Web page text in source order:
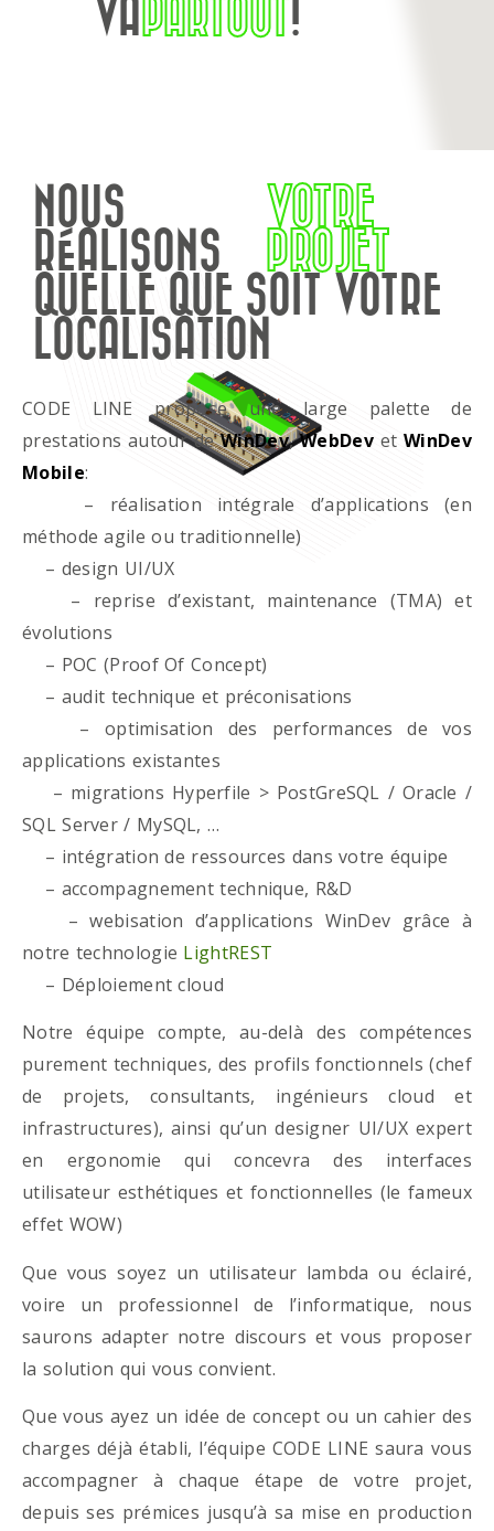
VAPARTOUT!
NOUS
RÉALISONS
VOTRE
PROJET
QUELLE QUE SOIT VOTRE
LOCALISATION
CODE LINE propose une large palette de
prestations autour deWinDev,WebDevet WinDev
Mobile:
– réalisation intégrale d’applications (en
méthode agile ou traditionnelle)
– design UI/UX
– reprise d’existant, maintenance (TMA) et
évolutions
– POC (Proof Of Concept)
– audit technique et préconisations
– optimisation des performances de vos
applications existantes
– migrations Hyperfile > PostGreSQL / Oracle /
SQL Server / MySQL, …
– intégration de ressources dans votre équipe
– accompagnement technique, R&D
– webisation d’applications WinDev grâce à
notre technologie LightREST
– Déploiement cloud
Notre équipe compte, au-delà des compétences
purement techniques, des profils fonctionnels (chef
de projets, consultants, ingénieurs cloud et
infrastructures), ainsi qu’un designer UI/UX expert
en ergonomie qui concevra des interfaces
utilisateur esthétiques et fonctionnelles (le fameux
effet WOW)
Que vous soyez un utilisateur lambda ou éclairé,
voire un professionnel de l’informatique, nous
saurons adapter notre discours et vous proposer
la solution qui vous convient.
Que vous ayez un idée de concept ou un cahier des
charges déjà établi, l’équipe CODE LINE saura vous
accompagner à chaque étape de votre projet,
depuis ses prémices jusqu’à sa mise en production